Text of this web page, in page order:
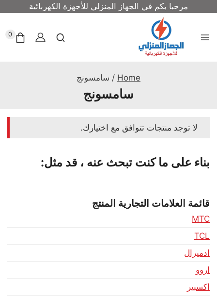
مرحبا بكم في الجهاز المنزلي للأجهزة الكهربائية
0
Home
/ سامسونج
سامسونج
لا توجد منتجات تتوافق مع اختيارك.
بناء على ما كنت تبحث عنه ، قد مثل:
قائمة العلامات التجارية المنتج
MTC
TCL
ادميرال
اروو
اكسبير